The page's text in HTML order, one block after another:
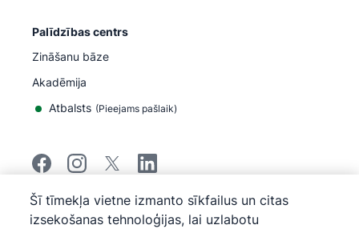
Palīdzības centrs
Zināšanu bāze
Akadēmija
Atbalsts (Pieejams pašlaik)
© 2026Pipedrive
Pipedrive
Pakalpojumu sniegšanas noteikumi
Šī tīmekļa vietne izmanto sīkfailus un citas
izsekošanas tehnoloģijas, lai uzlabotu